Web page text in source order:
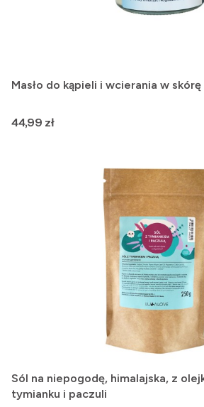
Cena
44,99 zł
Sól na niepogodę, himalajska, z olejkami eterycznymi z
tymianku i paczuli